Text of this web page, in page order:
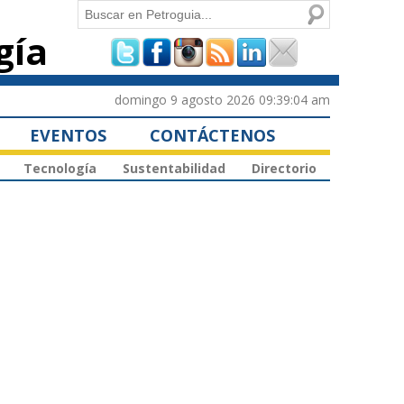
Formulario de
búsqueda
Buscar
domingo 9 agosto 2026 09:39:04 am
EVENTOS CONTÁCTENOS
Tecnología Sustentabilidad Directorio